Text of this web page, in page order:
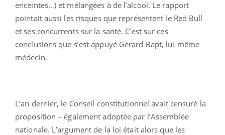
enceintes…) et mélangées à de l’alcool. Le rapport
pointait aussi les risques que représentent le Red Bull
et ses concurrents sur la santé. C’est sur ces
conclusions que s’est appuyé Gérard Bapt, lui-même
médecin.
L’an dernier, le Conseil constitutionnel avait censuré la
proposition – également adoptée par l’Assemblée
nationale. L’argument de la loi était alors que les